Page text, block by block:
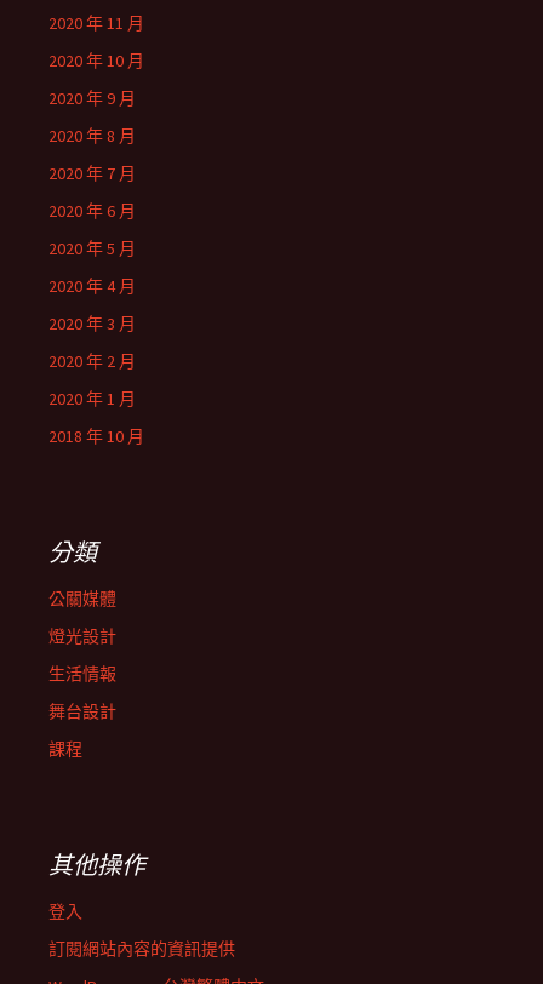
2020 年 11 月
2020 年 10 月
2020 年 9 月
2020 年 8 月
2020 年 7 月
2020 年 6 月
2020 年 5 月
2020 年 4 月
2020 年 3 月
2020 年 2 月
2020 年 1 月
2018 年 10 月
分類
公關媒體
燈光設計
生活情報
舞台設計
課程
其他操作
登入
訂閱網站內容的資訊提供